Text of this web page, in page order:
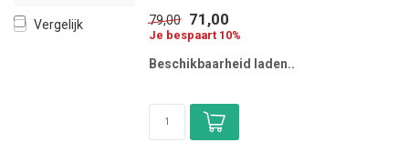
Vergelijk 79,00 71,00
Je bespaart 10%
Beschikbaarheid laden..